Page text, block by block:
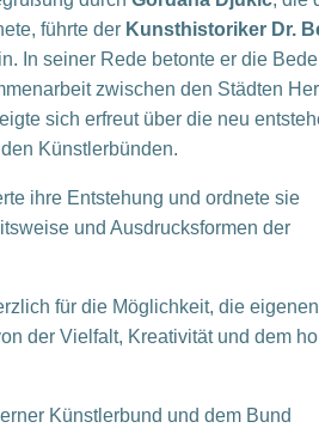
führte der Kunsthistoriker Dr.
In seiner Rede betonte er die
zwischen den Städten
sich erfreut über die neu
Künstlerbünden.
ihre Entstehung und ordnete sie
und Ausdrucksformen der
für die Möglichkeit, die eigenen
der Vielfalt, Kreativität und dem
Künstlerbund und dem Bund